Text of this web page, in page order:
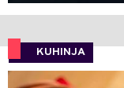
KUHINJA